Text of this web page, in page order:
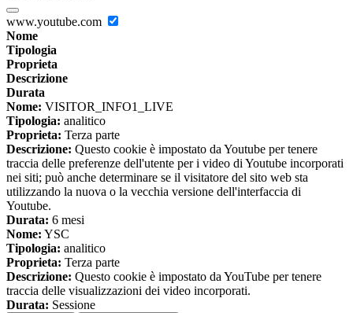
www.youtube.com
Nome
Tipologia
Proprieta
Descrizione
Durata
Nome: VISITOR_INFO1_LIVE
Tipologia: analitico
Proprieta: Terza parte
Descrizione: Questo cookie è impostato da Youtube per tenere
traccia delle preferenze dell'utente per i video di Youtube incorporati
nei siti; può anche determinare se il visitatore del sito web sta
utilizzando la nuova o la vecchia versione dell'interfaccia di
Youtube.
Durata: 6 mesi
Nome: YSC
Tipologia: analitico
Proprieta: Terza parte
Descrizione: Questo cookie è impostato da YouTube per tenere
traccia delle visualizzazioni dei video incorporati.
Durata: Sessione